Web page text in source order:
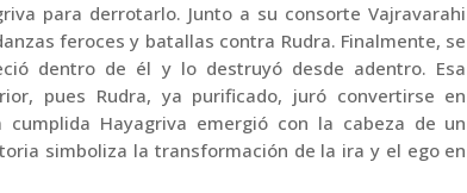
para derrotarlo. Junto a su consorte Vajravarahi
feroces y batallas contra Rudra. Finalmente, se
dentro de él y lo destruyó desde adentro. Esa
pues Rudra, ya purificado, juró convertirse en
Hayagriva emergió con la cabeza de un
simboliza la transformación de la ira y el ego en